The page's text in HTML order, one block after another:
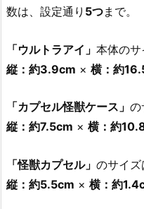
数は、設定通り 5つまで。
「ウルトラアイ」 本体のサ
縦：約3.9cm × 横：約
「カプセル怪獣ケース」 の
縦：約7.5cm × 横：約
「怪獣カプセル」 のサイズ
縦：約5.5cm × 横：約